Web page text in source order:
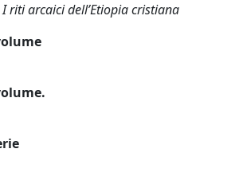
I riti arcaici dell’Etiopia cristiana